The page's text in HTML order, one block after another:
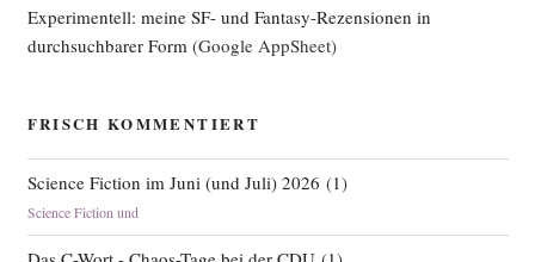
Experimentell: meine SF- und Fantasy-Rezensionen in
durchsuchbarer Form(Google AppSheet)
FRISCH KOMMENTIERT
Science Fiction im Juni (und Juli) 2026 (1)
Science Fiction und